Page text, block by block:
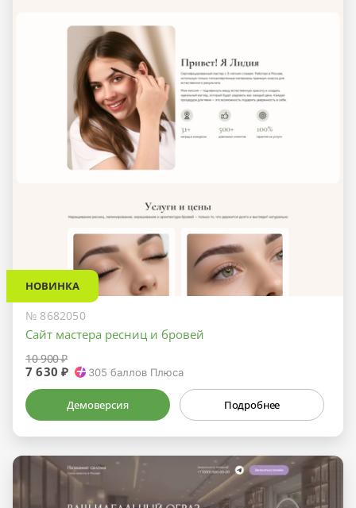
НОВИНКА
№ 8682050
Сайт мастера ресниц и бровей
10 900 ₽
7 630 ₽ 305 баллов Плюса
Демоверсия Подробнее